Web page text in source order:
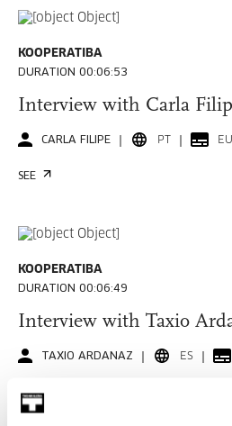
KOOPERATIBA
DURATION 00:06:53
Interview with Carla
CARLA FILIPE PT
SEE
KOOPERATIBA
DURATION 00:06:49
Interview with Taxio
TAXIO ARDANAZ ES
SEE